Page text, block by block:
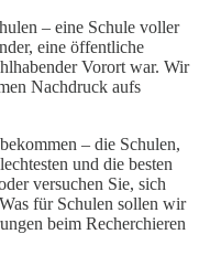
– eine Schule voller
eine öffentliche
Vorort war. Wir
Nachdruck aufs
– die Schulen,
und die besten
versuchen Sie, sich
für Schulen sollen wir
beim Recherchieren